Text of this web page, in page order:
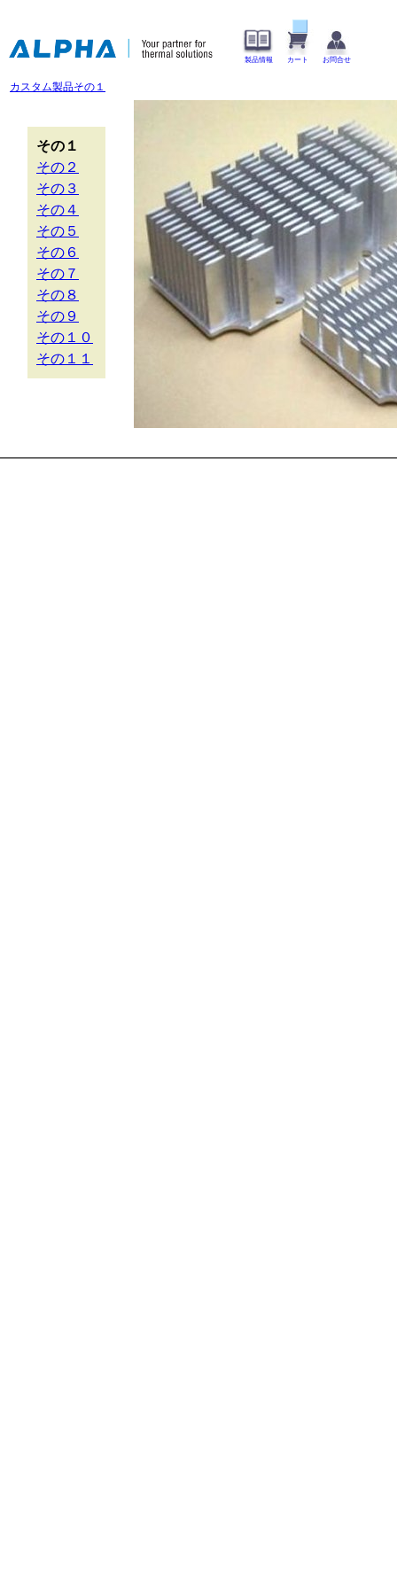
製品情報 カート お問合せ
カスタム製品その１
その１
その２
その３
その４
その５
その６
その７
その８
その９
その１０
その１１